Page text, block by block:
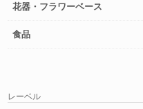
花器・フラワーベース
食品
レーベル